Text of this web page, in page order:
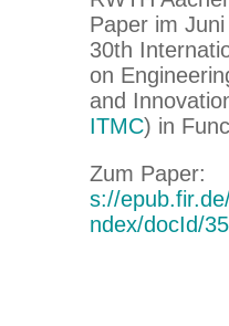
Paper im
30th
on
and
ITMC) in
Zum Paper:
s://
ndex/docId/